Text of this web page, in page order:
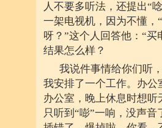
人不要多听法，还提出“
一架电视机，因为不懂，
呀？”这个人回答他：“
结果怎么样？
我说件事情给你们听
我安排了一个工作。办
办公室，晚上休息时想
只听到“嘭”一响，没声